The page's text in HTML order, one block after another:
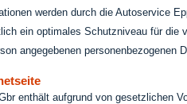
werden durch die Autoservice
ein optimales Schutzniveau für
angegebenen personenbezogenen
enthält aufgrund von gesetzlichen